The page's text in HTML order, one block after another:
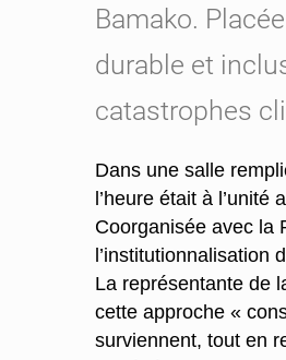
Bamako.
durable et
catastrophes
Dans une salle
l’heure était à
Coorganisée avec la
l’institutionnalisation
La représentante de
cette approche «
surviennent, tout en